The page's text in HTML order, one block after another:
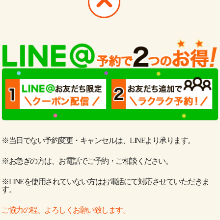
※当日でない予約変更・キャンセルは、LINEより承ります。
※お急ぎの方は、お電話でご予約・ご相談ください。
※LINEを使用されていない方はお電話にて対応させていただきま
す。
ご協力の程、よろしくお願い致します。